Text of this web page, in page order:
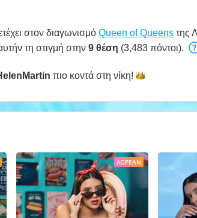
στον διαγωνισμό Queen of Queens της
τη στιγμή στην 9 θέση (3,483 πόντοι).
πιο κοντά στη νίκη!
ΔΩΡΕΆΝ